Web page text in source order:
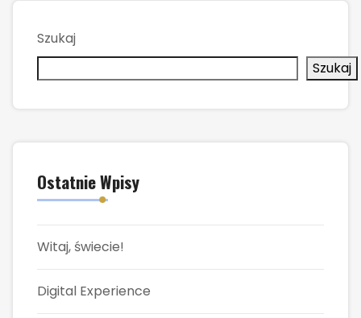
Szukaj
Szukaj
Ostatnie Wpisy
Witaj, świecie!
Digital Experience